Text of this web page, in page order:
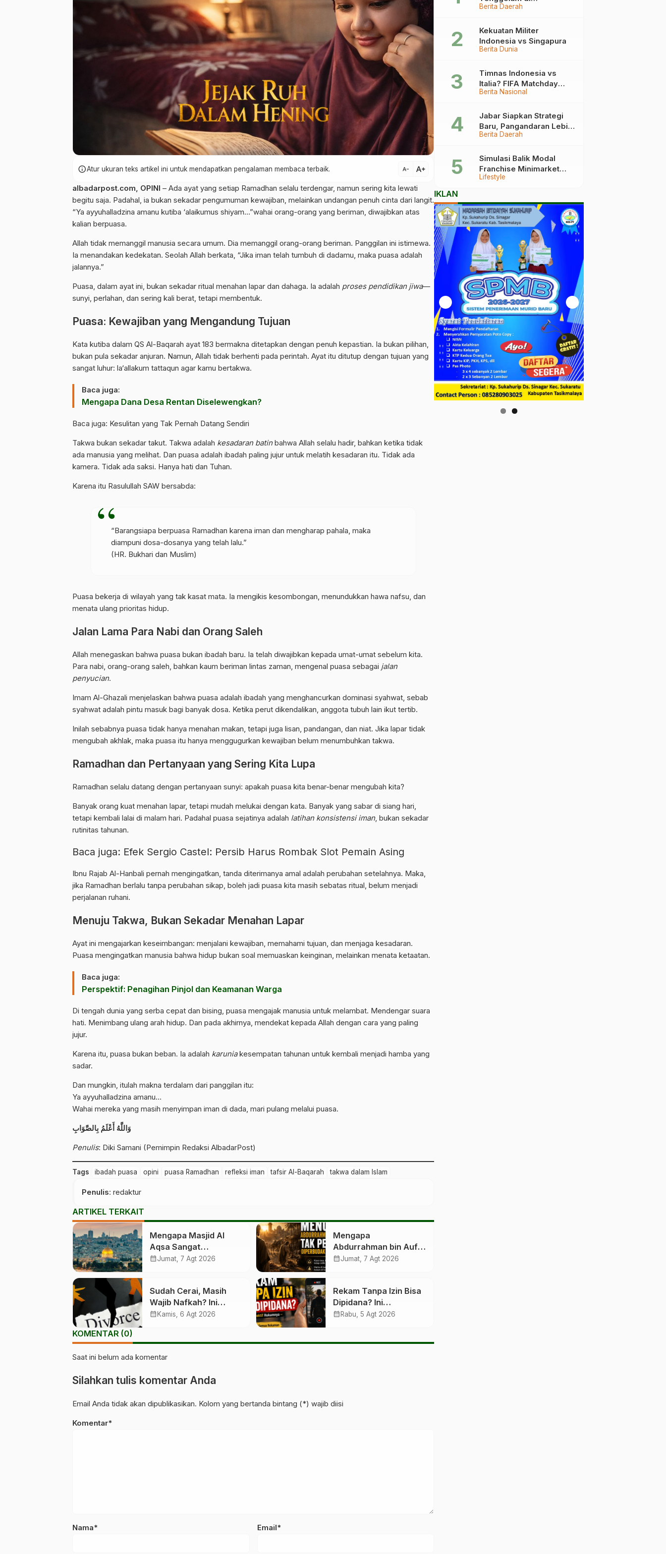
infoAtur ukuran teks artikel ini untuk mendapatkan pengalaman membaca terbaik. text_decrease text_increase
albadarpost.com, OPINI – Ada ayat yang setiap Ramadhan selalu terdengar, namun sering kita lewati
begitu saja. Padahal, ia bukan sekadar pengumuman kewajiban, melainkan undangan penuh cinta dari langit.
“Ya ayyuhalladzina amanu kutiba ‘alaikumus shiyam…”wahai orang-orang yang beriman, diwajibkan atas
kalian berpuasa.
Allah tidak memanggil manusia secara umum. Dia memanggil orang-orang beriman. Panggilan ini istimewa.
Ia menandakan kedekatan. Seolah Allah berkata, “Jika iman telah tumbuh di dadamu, maka puasa adalah
jalannya.”
Puasa, dalam ayat ini, bukan sekadar ritual menahan lapar dan dahaga. Ia adalah proses pendidikan jiwa—
sunyi, perlahan, dan sering kali berat, tetapi membentuk.
Puasa: Kewajiban yang Mengandung Tujuan
Kata kutiba dalam QS Al-Baqarah ayat 183 bermakna ditetapkan dengan penuh kepastian. Ia bukan pilihan,
bukan pula sekadar anjuran. Namun, Allah tidak berhenti pada perintah. Ayat itu ditutup dengan tujuan yang
sangat luhur: la‘allakum tattaqun agar kamu bertakwa.
Baca juga:
Mengapa Dana Desa Rentan Diselewengkan?
Baca juga: Kesulitan yang Tak Pernah Datang Sendiri
Takwa bukan sekadar takut. Takwa adalah kesadaran batinbahwa Allah selalu hadir, bahkan ketika tidak
ada manusia yang melihat. Dan puasa adalah ibadah paling jujur untuk melatih kesadaran itu. Tidak ada
kamera. Tidak ada saksi. Hanya hati dan Tuhan.
Karena itu Rasulullah SAW bersabda:
“Barangsiapa berpuasa Ramadhan karena iman dan mengharap pahala, maka
diampuni dosa-dosanya yang telah lalu.”
(HR. Bukhari dan Muslim)
Puasa bekerja di wilayah yang tak kasat mata. Ia mengikis kesombongan, menundukkan hawa nafsu, dan
menata ulang prioritas hidup.
Jalan Lama Para Nabi dan Orang Saleh
Allah menegaskan bahwa puasa bukan ibadah baru. Ia telah diwajibkan kepada umat-umat sebelum kita.
Para nabi, orang-orang saleh, bahkan kaum beriman lintas zaman, mengenal puasa sebagai jalan
penyucian.
Imam Al-Ghazali menjelaskan bahwa puasa adalah ibadah yang menghancurkan dominasi syahwat, sebab
syahwat adalah pintu masuk bagi banyak dosa. Ketika perut dikendalikan, anggota tubuh lain ikut tertib.
Inilah sebabnya puasa tidak hanya menahan makan, tetapi juga lisan, pandangan, dan niat. Jika lapar tidak
mengubah akhlak, maka puasa itu hanya menggugurkan kewajiban belum menumbuhkan takwa.
Ramadhan dan Pertanyaan yang Sering Kita Lupa
Ramadhan selalu datang dengan pertanyaan sunyi: apakah puasa kita benar-benar mengubah kita?
Banyak orang kuat menahan lapar, tetapi mudah melukai dengan kata. Banyak yang sabar di siang hari,
tetapi kembali lalai di malam hari. Padahal puasa sejatinya adalah latihan konsistensi iman, bukan sekadar
rutinitas tahunan.
Baca juga: Efek Sergio Castel: Persib Harus Rombak Slot Pemain Asing
Ibnu Rajab Al-Hanbali pernah mengingatkan, tanda diterimanya amal adalah perubahan setelahnya. Maka,
jika Ramadhan berlalu tanpa perubahan sikap, boleh jadi puasa kita masih sebatas ritual, belum menjadi
perjalanan ruhani.
Menuju Takwa, Bukan Sekadar Menahan Lapar
Ayat ini mengajarkan keseimbangan: menjalani kewajiban, memahami tujuan, dan menjaga kesadaran.
Puasa mengingatkan manusia bahwa hidup bukan soal memuaskan keinginan, melainkan menata ketaatan.
Baca juga:
Perspektif: Penagihan Pinjol dan Keamanan Warga
Di tengah dunia yang serba cepat dan bising, puasa mengajak manusia untuk melambat. Mendengar suara
hati. Menimbang ulang arah hidup. Dan pada akhirnya, mendekat kepada Allah dengan cara yang paling
jujur.
Karena itu, puasa bukan beban. Ia adalah karuniakesempatan tahunan untuk kembali menjadi hamba yang
sadar.
Dan mungkin, itulah makna terdalam dari panggilan itu:
Ya ayyuhalladzina amanu…
Wahai mereka yang masih menyimpan iman di dada, mari pulang melalui puasa.
وَاللَّهُ أَعْلَمُ بِالصَّوَابِ
Penulis: Diki Samani (Pemimpin Redaksi AlbadarPost)
Tags ibadah puasa opini puasa Ramadhan refleksi iman tafsir Al-Baqarah takwa dalam Islam
Penulis: redaktur
ARTIKEL TERKAIT
Mengapa Masjid Al
Aqsa Sangat
Dimuliakan? Ini 7
calendar_monthJumat, 7 Agt 2026
Mengapa
Abdurrahman bin Auf
Tak Pernah Diperbudak
calendar_monthJumat, 7 Agt 2026
Sudah Cerai, Masih
Wajib Nafkah? Ini
Putusan MA
calendar_month Kamis, 6 Agt 2026
Rekam Tanpa Izin Bisa
Dipidana? Ini
Penjelasan Hukumnya
calendar_month Rabu, 5 Agt 2026
KOMENTAR (0)
Saat ini belum ada komentar
Silahkan tulis komentar Anda
Email Anda tidak akan dipublikasikan. Kolom yang bertanda bintang (*) wajib diisi
Komentar*
Nama* Email*
Berita Daerah
Pangandaran Berakhir
Berita Dunia
Kekuatan Militer
Indonesia vs Singapura
Berita Nasional
Timnas Indonesia vs
Italia? FIFA Matchday
2026 Jadi Laga Terbesar
Berita Daerah
Jabar Siapkan Strategi
Baru, Pangandaran Lebih
Mudah Dijangkau
Lifestyle
Simulasi Balik Modal
Franchise Minimarket
2026
IKLAN